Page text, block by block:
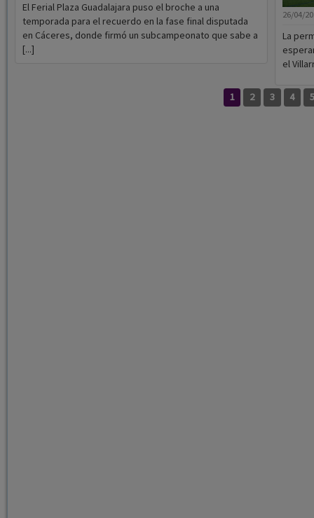
El Ferial Plaza Guadalajara puso el broche a una
temporada para el recuerdo en la fase final disputada
en Cáceres, donde firmó un subcampeonato que sabe a
[...]
26/04/
La
el
1 2 3 4 5